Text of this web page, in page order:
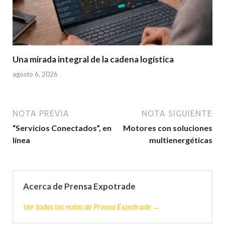
Una mirada integral de la cadena logística
agosto 6, 2026
NOTA PREVIA
“Servicios Conectados”, en
línea
NOTA SIGUIENTE
Motores con soluciones
multienergéticas
Acerca de Prensa Expotrade
Ver todas las notas de Prensa Expotrade →